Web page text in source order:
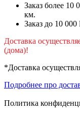
Заказ более
км.
Заказ до 10
Доставка
(дома)!
*Доставка
Подробнее про
Политика